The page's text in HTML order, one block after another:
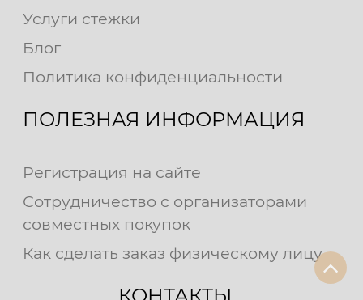
Услуги стежки
Блог
Политика конфиденциальности
ПОЛЕЗНАЯ ИНФОРМАЦИЯ
Регистрация на сайте
Сотрудничество с организаторами
совместных покупок
Как сделать заказ физическому лицу